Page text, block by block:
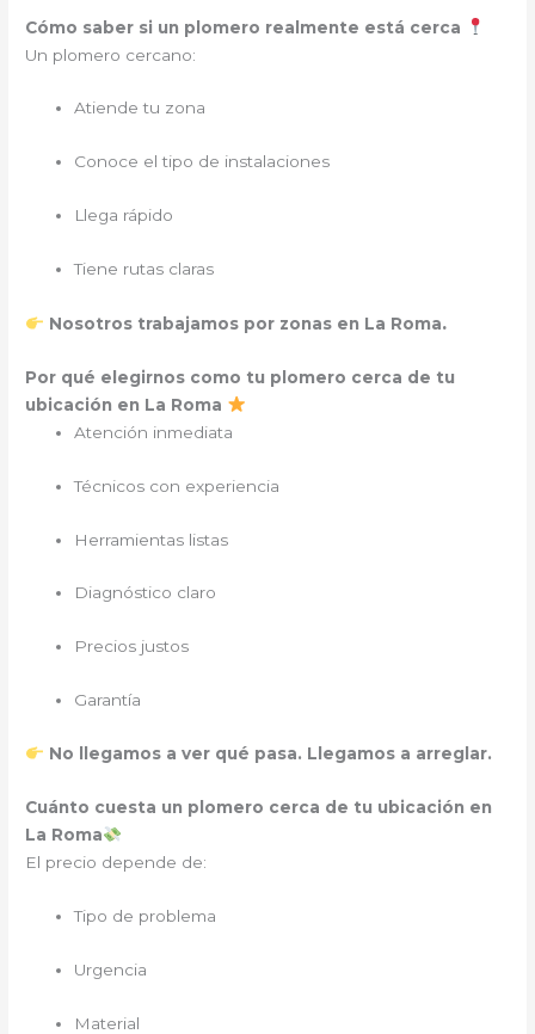
Cómo saber si un plomero realmente está cerca
Un plomero cercano:
Atiende tu zona
Conoce el tipo de instalaciones
Llega rápido
Tiene rutas claras
Nosotros trabajamos por zonas en La Roma.
Por qué elegirnos como tu plomero cerca de tu
ubicación en La Roma
Atención inmediata
Técnicos con experiencia
Herramientas listas
Diagnóstico claro
Precios justos
Garantía
No llegamos a ver qué pasa. Llegamos a arreglar.
Cuánto cuesta un plomero cerca de tu ubicación en
La Roma
El precio depende de:
Tipo de problema
Urgencia
Material